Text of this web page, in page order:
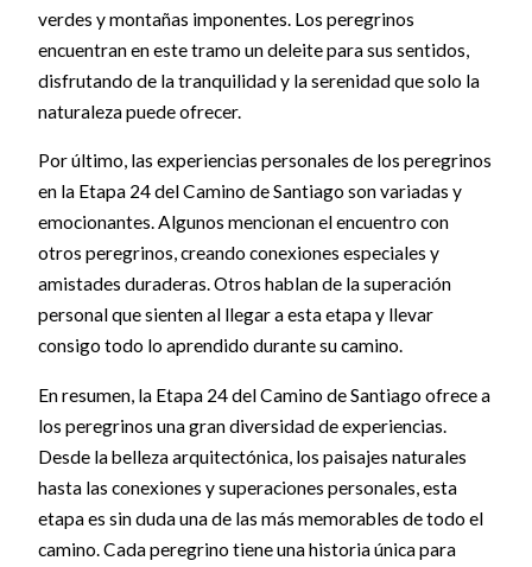
verdes y montañas imponentes. Los peregrinos
encuentran en este tramo un deleite para sus sentidos,
disfrutando de la tranquilidad y la serenidad que solo la
naturaleza puede ofrecer.
Por último, las experiencias personales de los peregrinos
en la Etapa 24 del Camino de Santiago son variadas y
emocionantes. Algunos mencionan el encuentro con
otros peregrinos, creando conexiones especiales y
amistades duraderas. Otros hablan de la superación
personal que sienten al llegar a esta etapa y llevar
consigo todo lo aprendido durante su camino.
En resumen, la Etapa 24 del Camino de Santiago ofrece a
los peregrinos una gran diversidad de experiencias.
Desde la belleza arquitectónica, los paisajes naturales
hasta las conexiones y superaciones personales, esta
etapa es sin duda una de las más memorables de todo el
camino. Cada peregrino tiene una historia única para